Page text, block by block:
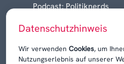
Datenschutzhinweis
Wir verwenden Cookies, um
Nutzungserlebnis auf unserer
Podcast: Politiknerds
Karrieren, Krisen &